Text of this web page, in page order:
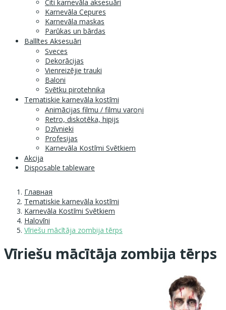
Citi karnevāla aksesuāri
Karnevāla Cepures
Karnevāla maskas
Parūkas un bārdas
Ballītes Aksesuāri
Sveces
Dekorācijas
Vienreizējie trauki
Baloni
Svētku pirotehnika
Tematiskie karnevāla kostīmi
Animācijas filmu / filmu varoņi
Retro, diskotēka, hipijs
Dzīvnieki
Profesijas
Karnevāla Kostīmi Svētkiem
Akcija
Disposable tableware
Главная
Tematiskie karnevāla kostīmi
Karnevāla Kostīmi Svētkiem
Halovīni
Vīriešu mācītāja zombija tērps
Vīriešu mācītāja zombija tērps